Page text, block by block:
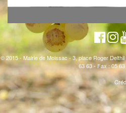
© 2015 - Mairie de Moissac - 3, place Roger
63 63 - Fax : 05